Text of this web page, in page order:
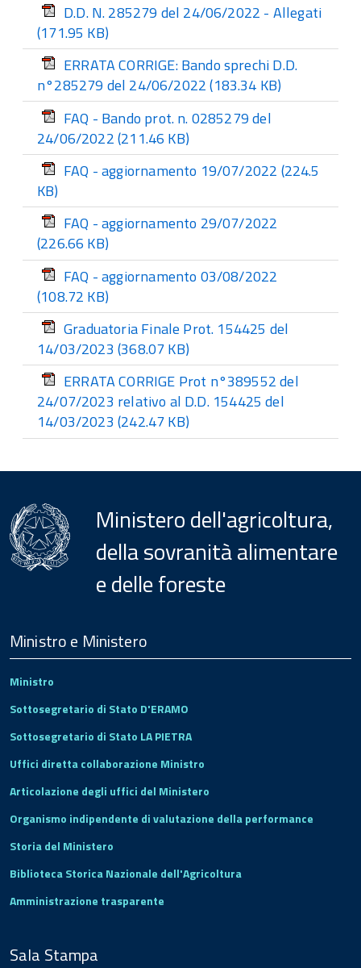
D.D. N. 285279 del 24/06/2022 - Allegati
(171.95 KB)
ERRATA CORRIGE: Bando sprechi D.D.
n°285279 del 24/06/2022(183.34 KB)
FAQ - Bando prot. n. 0285279 del
24/06/2022(211.46 KB)
FAQ - aggiornamento 19/07/2022 (224.5
KB)
FAQ - aggiornamento 29/07/2022
(226.66 KB)
FAQ - aggiornamento 03/08/2022
(108.72 KB)
Graduatoria Finale Prot. 154425 del
14/03/2023 (368.07 KB)
ERRATA CORRIGE Prot n°389552 del
24/07/2023 relativo al D.D. 154425 del
14/03/2023 (242.47 KB)
Ministero dell'agricoltura,
della sovranità alimentare
e delle foreste
Footer
Ministro e Ministero
Ministro
Sottosegretario di Stato D'ERAMO
Sottosegretario di Stato LA PIETRA
Uffici diretta collaborazione Ministro
Articolazione degli uffici del Ministero
Organismo indipendente di valutazione della performance
Storia del Ministero
Biblioteca Storica Nazionale dell'Agricoltura
Amministrazione trasparente
Sala Stampa